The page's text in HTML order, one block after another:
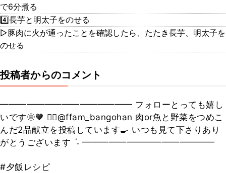
で6分煮る
4️⃣長芋と明太子をのせる
▷豚肉に火が通ったことを確認したら、たたき長芋、明太子を
のせる
投稿者からのコメント
━━━━━━━━━━━━━━━ フォローとっても嬉し
いです🌞🧡 👉🏻@ffam_bangohan 肉or魚と野菜をつめこ
んだ2品献立を投稿しています🍳 いつも見て下さりあり
がとうございます ˊ˗ ━━━━━━━━━━━━━━━
#夕飯レシピ